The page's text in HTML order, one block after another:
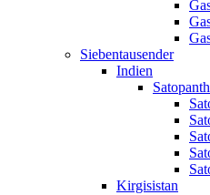
Siebentausender
Indien
Kirgisistan